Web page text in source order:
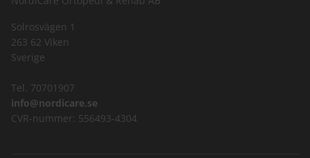
Solrosvägen 1
263 62 Viken
Sverige
Tel. 70701907
info@nordicare.se
CVR-nummer: 556493-4304